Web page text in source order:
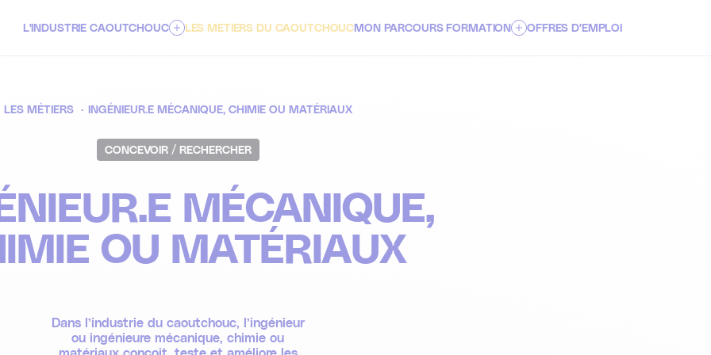
L'INDUSTRIE CAOUTCHOUC LES MÉTIERS DU CAOUTCHOUCMON PARCOURS FORMATION OFFRES D'EMPLOI
LES MÉTIERS INGÉNIEUR.E MÉCANIQUE, CHIMIE OU MATÉRIAUX
CONCEVOIR / RECHERCHER
MÉCANIQUE,
OU MATÉRIAUX
Dans l’industrie du caoutchouc, l’ingénieur
ou ingénieure mécanique, chimie ou